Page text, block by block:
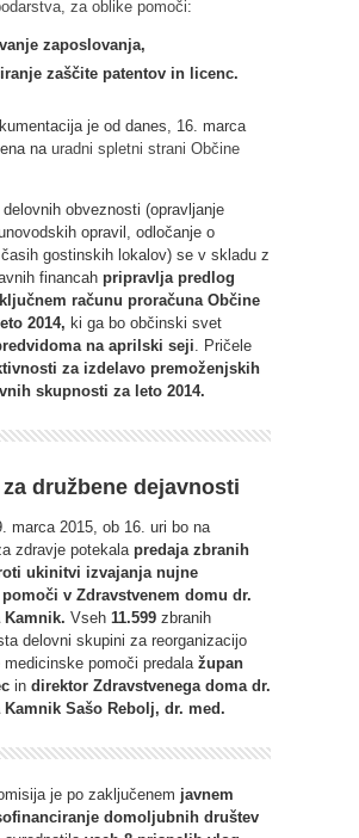
za oblike pomoči:
zaposlovanja,
zaščite patentov in licenc.
je od danes, 16. marca
na uradni spletni strani Občine
delovnih obveznosti (opravljanje
opravil, odločanje o
gostinskih lokalov) se v skladu z
financah pripravlja predlog
računu proračuna Občine
2014, ki ga bo občinski svet
na aprilski seji . Pričele
za izdelavo premoženjskih
skupnosti za leto 2014.
družbene dejavnosti
marca 2015, ob 16. uri bo na
zdravje potekala predaja zbranih
ukinitvi izvajanja nujne
v Zdravstvenem domu dr.
Vseh 11.599 zbranih
delovni skupini za reorganizacijo
pomoči predala župan
in direktor Zdravstvenega doma dr.
Sašo Rebolj, dr. med.
je po zaključenem javnem
domoljubnih društev